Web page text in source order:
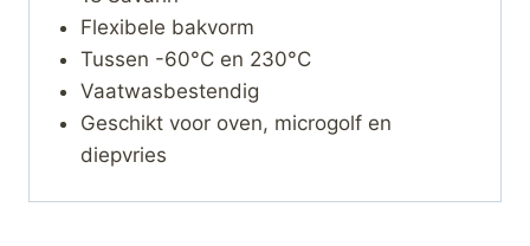
Flexibele bakvorm
Tussen -60°C en 230°C
Vaatwasbestendig
Geschikt voor oven, microgolf en
diepvries